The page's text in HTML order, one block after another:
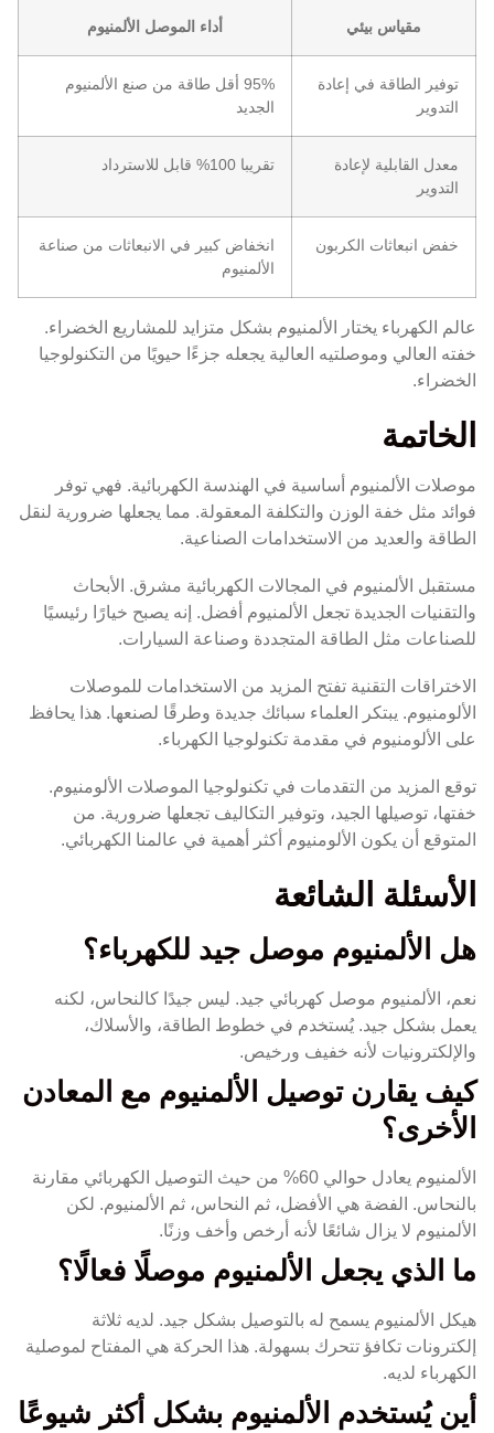
مقياس بيئي أداء الموصل الألمنيوم
توفير الطاقة في إعادة
التدوير
95% أقل طاقة من صنع الألمنيوم
الجديد
معدل القابلية لإعادة
التدوير
تقريبا 100% قابل للاسترداد
خفض انبعاثات الكربون
انخفاض كبير في الانبعاثات من صناعة
الألمنيوم
عالم الكهرباء يختار الألمنيوم بشكل متزايد للمشاريع الخضراء.
خفته العالي وموصلتيه العالية يجعله جزءًا حيويًا من التكنولوجيا
الخضراء.
الخاتمة
موصلات الألمنيوم أساسية في الهندسة الكهربائية. فهي توفر
فوائد مثل خفة الوزن والتكلفة المعقولة. مما يجعلها ضرورية لنقل
الطاقة والعديد من الاستخدامات الصناعية.
مستقبل الألمنيوم في المجالات الكهربائية مشرق. الأبحاث
والتقنيات الجديدة تجعل الألمنيوم أفضل. إنه يصبح خيارًا رئيسيًا
للصناعات مثل الطاقة المتجددة وصناعة السيارات.
الاختراقات التقنية تفتح المزيد من الاستخدامات للموصلات
الألومنيوم. يبتكر العلماء سبائك جديدة وطرقًا لصنعها. هذا يحافظ
على الألومنيوم في مقدمة تكنولوجيا الكهرباء.
توقع المزيد من التقدمات في تكنولوجيا الموصلات الألومنيوم.
خفتها، توصيلها الجيد، وتوفير التكاليف تجعلها ضرورية. من
المتوقع أن يكون الألومنيوم أكثر أهمية في عالمنا الكهربائي.
الأسئلة الشائعة
هل الألمنيوم موصل جيد للكهرباء؟
نعم، الألمنيوم موصل كهربائي جيد. ليس جيدًا كالنحاس، لكنه
يعمل بشكل جيد. يُستخدم في خطوط الطاقة، والأسلاك،
والإلكترونيات لأنه خفيف ورخيص.
كيف يقارن توصيل الألمنيوم مع المعادن
الأخرى؟
الألمنيوم يعادل حوالي 60% من حيث التوصيل الكهربائي مقارنة
بالنحاس. الفضة هي الأفضل، ثم النحاس، ثم الألمنيوم. لكن
الألمنيوم لا يزال شائعًا لأنه أرخص وأخف وزنًا.
ما الذي يجعل الألمنيوم موصلًا فعالًا؟
هيكل الألمنيوم يسمح له بالتوصيل بشكل جيد. لديه ثلاثة
إلكترونات تكافؤ تتحرك بسهولة. هذا الحركة هي المفتاح لموصلية
الكهرباء لديه.
أين يُستخدم الألمنيوم بشكل أكثر شيوعًا